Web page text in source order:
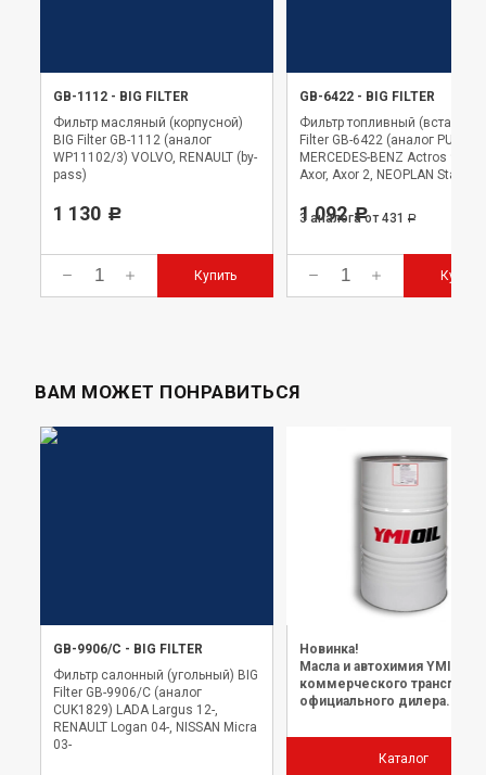
GB-1112 - BIG FILTER
Фильтр масляный (корпусной)
BIG Filter GB-1112 (аналог
WP11102/3) VOLVO, RENAULT (by-
pass)
1 130 Р
Купить
GB-6422 - BIG FILTER
Фильтр топливный (вставка)
Filter GB-6422 (аналог PU999/
MERCEDES-BENZ Actros 96-02,
Axor, Axor 2, NEOPLAN Starliner
1 092 Р
3 аналогаот 431 Р
Купить
ВАМ МОЖЕТ ПОНРАВИТЬСЯ
GB-9906/C - BIG FILTER
Фильтр салонный (угольный) BIG
Filter GB-9906/C (аналог
CUK1829) LADA Largus 12-,
RENAULT Logan 04-, NISSAN Micra
03-
Новинка!
Масла и автохимия YMIOIL
коммерческого транспорта
официального дилера.
Каталог